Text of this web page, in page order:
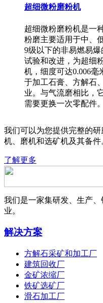
超细微粉磨粉机
超细微粉磨粉机是一
粉磨主要适用于中、
9级以下的非易燃易
试验和改进，为超细
机，细度可达0.006毫
于加工石膏、方解石
业。与气流磨相比，
需要更换一次零配件
我们可以为您提供完整的
机、磨机和选矿机及其备件
了解更多
我们是一家集研发、生产
业。
解决方案
方解石采矿和加工厂
建筑回收厂
金矿浓缩厂
铁矿选矿厂
滑石加工厂